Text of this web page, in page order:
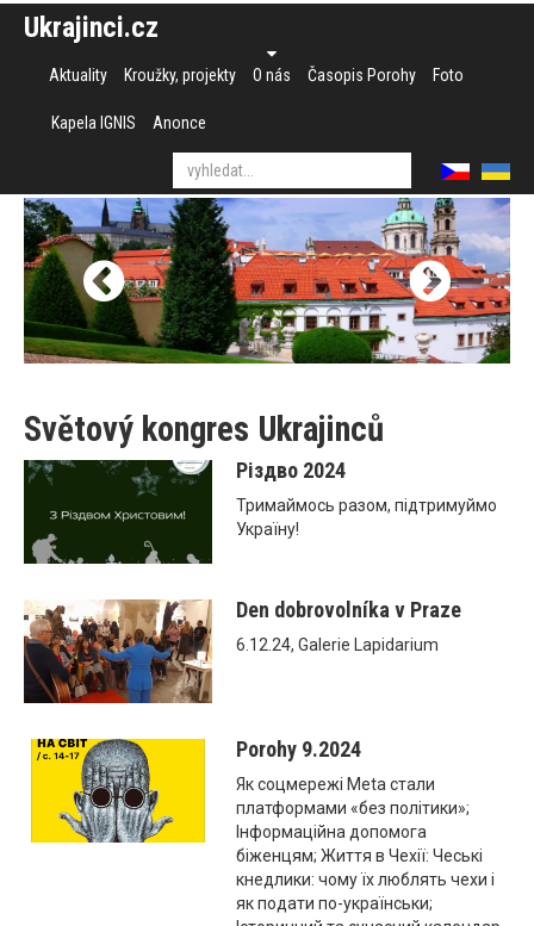
Ukrajinci.cz
Aktuality Kroužky, projekty O nás Časopis Porohy Foto
Kapela IGNIS Anonce
Světový kongres Ukrajinců
Різдво 2024
Тримаймось разом, підтримуймо
Україну!
Den dobrovolníka v Praze
6.12.24, Galerie Lapidarium
Porohy 9.2024
Як соцмережі Meta стали
платформами «без політики»;
Інформаційна допомога
біженцям; Життя в Чехії: Чеські
кнедлики: чому їх люблять чехи і
як подати по-українськи;